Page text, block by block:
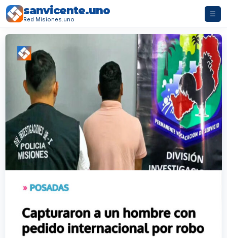
sanvicente.uno
Red Misiones.uno
☰